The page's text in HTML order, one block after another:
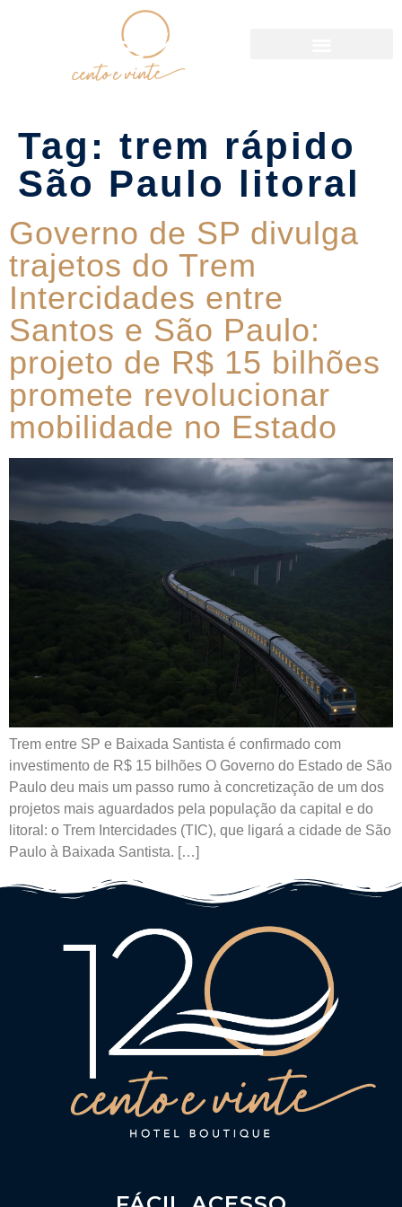
Tag: trem rápido
São Paulo litoral
Governo de SP divulga
trajetos do Trem
Intercidades entre
Santos e São Paulo:
projeto de R$ 15 bilhões
promete revolucionar
mobilidade no Estado
Trem entre SP e Baixada Santista é confirmado com
investimento de R$ 15 bilhões O Governo do Estado de São
Paulo deu mais um passo rumo à concretização de um dos
projetos mais aguardados pela população da capital e do
litoral: o Trem Intercidades (TIC), que ligará a cidade de São
Paulo à Baixada Santista. […]